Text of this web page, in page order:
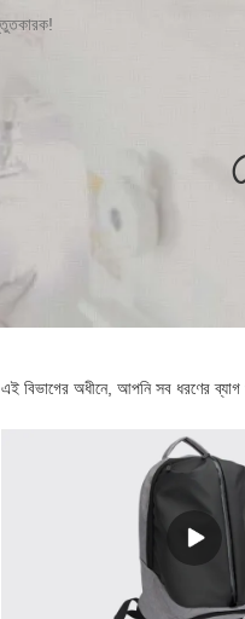
এই বিভাগের অধীনে, আপনি সব ধরণের